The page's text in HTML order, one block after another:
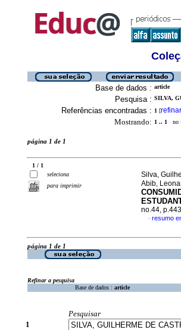
Base de dados : article
Pesquisa : SILVA,
Referências encontradas : 1 [refinar
Mostrando: 1 .. 1 no
página 1 de 1
1 / 1
seleciona
para imprimir
Silva,
Abib,
no.44,
· resumo
página 1 de 1
Refinar a pesquisa
Base de dados : article
Pesquisar
1